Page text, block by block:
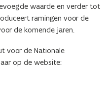
waarde en verder tot
ramingen voor de
de komende jaren.
voor de Nationale
op de website: